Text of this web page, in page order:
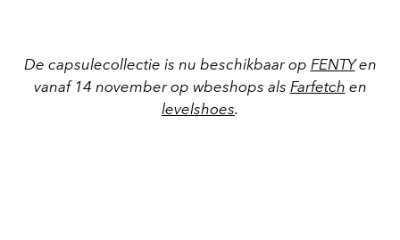
De capsulecollectie is nu beschikbaar op FENTYen
vanaf 14 november op wbeshops als Farfetch en
levelshoes.